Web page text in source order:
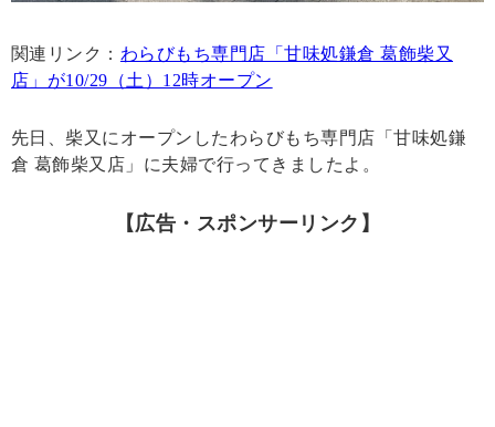
関連リンク： わらびもち専門店「甘味処鎌倉 葛飾柴又
店」が10/29（土）12時オープン
先日、柴又にオープンしたわらびもち専門店「甘味処鎌
倉 葛飾柴又店」に夫婦で行ってきましたよ。
【広告・スポンサーリンク】